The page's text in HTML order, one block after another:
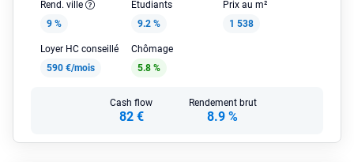
Rend. ville
9 %
Étudiants
9.2 %
Prix au m²
1 538
Loyer HC conseillé
590 €/mois
Chômage
5.8 %
Cash flow
82 €
Rendement brut
8.9 %